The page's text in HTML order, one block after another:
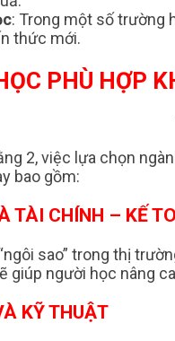
: Trong một số trường
thức mới.
PHÙ HỢP
2, việc lựa chọn
bao gồm:
TÀI CHÍNH – KẾ
sao” trong thị
giúp người học nâng
KỸ THUẬT